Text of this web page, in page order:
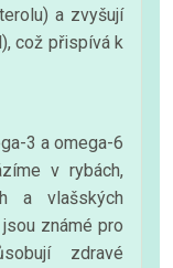
a zvyšují
což přispívá k
3 a omega-6
v rybách,
a vlašských
známé pro
zdravé